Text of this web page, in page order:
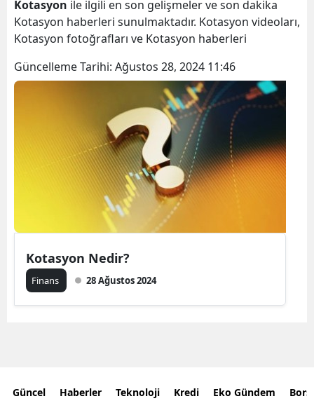
Kotasyon ile ilgili en son gelişmeler ve son dakika
Kotasyon haberleri sunulmaktadır. Kotasyon videoları,
Kotasyon fotoğrafları ve Kotasyon haberleri
Güncelleme Tarihi: Ağustos 28, 2024 11:46
Kotasyon Nedir?
Finans 28 Ağustos 2024
Güncel Haberler Teknoloji Kredi Eko Gündem